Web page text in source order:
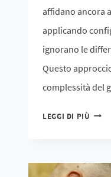
affidano ancora
applicando
ignorano le
Questo
complessità del
LEGGI DI PIÙ